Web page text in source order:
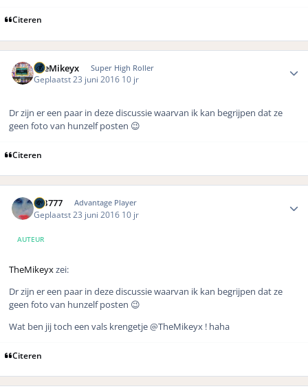
Citeren
TheMikeyx Super High Roller
Geplaatst 23 juni 2016 10 jr
Dr zijn er een paar in deze discussie waarvan ik kan begrijpen dat ze
geen foto van hunzelf posten 😉
Citeren
MB777 Advantage Player
Geplaatst 23 juni 2016 10 jr
AUTEUR
TheMikeyxzei:
Dr zijn er een paar in deze discussie waarvan ik kan begrijpen dat ze
geen foto van hunzelf posten 😉
Wat ben jij toch een vals krengetje@TheMikeyx ! haha
Citeren